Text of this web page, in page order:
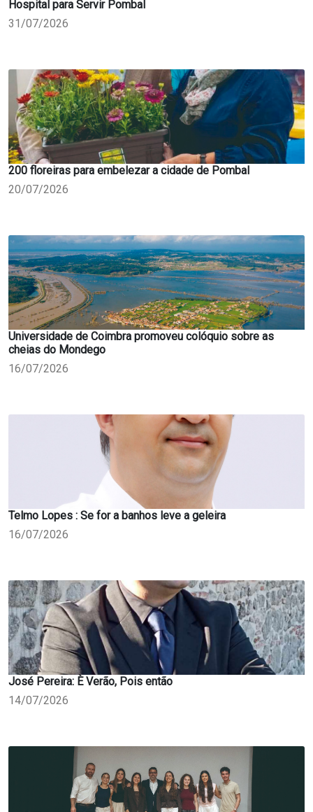
Hospital para Servir Pombal
31/07/2026
200 floreiras para embelezar a cidade de Pombal
20/07/2026
Universidade de Coimbra promoveu colóquio sobre as
cheias do Mondego
16/07/2026
Telmo Lopes : Se for a banhos leve a geleira
16/07/2026
José Pereira: È Verão, Pois então
14/07/2026